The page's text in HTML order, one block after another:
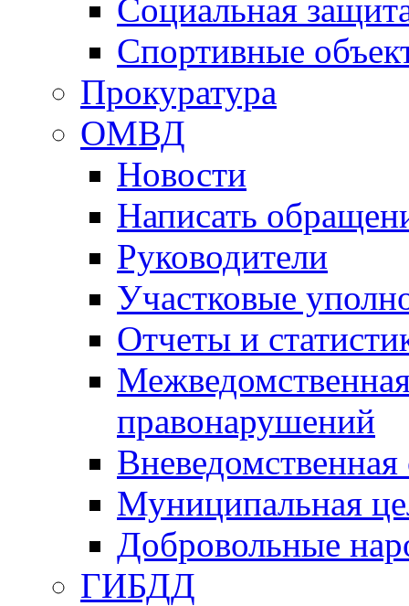
Социальная
Спортивные
Прокуратура
ОМВД
Новости
Написать
Руководители
Участковые
Отчеты и
правонарушений
Вневедомственная
Муниципальная
Добровольные
ГИБДД